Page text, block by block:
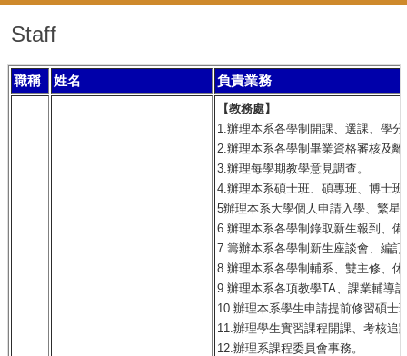
Staff
職稱 姓名 負責業務
【教務處】
1.辦理本系各學制開課、選課、學
2.辦理本系各學制畢業資格審核及離
3.辦理每學期教學意見調查。
4.辦理本系碩士班、碩專班、博士
5辦理本系大學個人申請入學、繁星
6.辦理本系各學制錄取新生報到、備
7.籌辦本系各學制新生座談會、編
8.辦理本系各學制輔系、雙主修、
9.辦理本系各項教學TA、課業輔導
10.辦理本系學生申請提前修習碩士
11.辦理學生實習課程開課、考核追
12.辦理系課程委員會事務。